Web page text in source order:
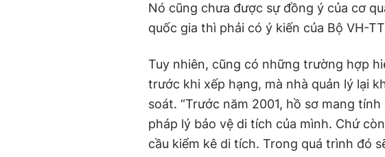
Nó cũng chưa được sự đồng ý của cơ
quốc gia thì phải có ý kiến của Bộ VH-
Tuy nhiên, cũng có những trường hợp
trước khi xếp hạng, mà nhà quản lý lại
soát. “Trước năm 2001, hồ sơ mang
pháp lý bảo vệ di tích của mình. Chứ
cầu kiểm kê di tích. Trong quá trình đó